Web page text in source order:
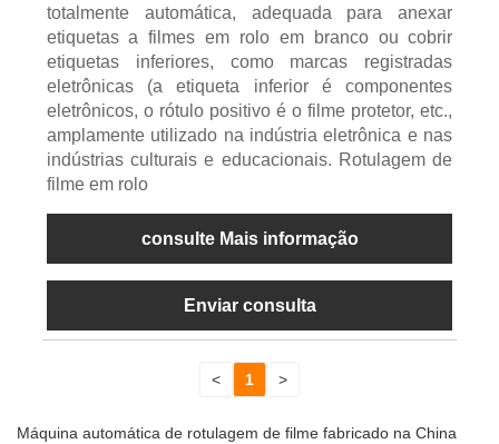
totalmente automática, adequada para anexar
etiquetas a filmes em rolo em branco ou cobrir
etiquetas inferiores, como marcas registradas
eletrônicas (a etiqueta inferior é componentes
eletrônicos, o rótulo positivo é o filme protetor, etc.,
amplamente utilizado na indústria eletrônica e nas
indústrias culturais e educacionais. Rotulagem de
filme em rolo
consulte Mais informação
Enviar consulta
< 1 >
Máquina automática de rotulagem de filme fabricado na China